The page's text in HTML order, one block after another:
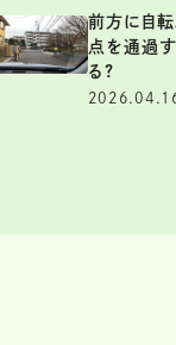
前方に自
点を通過す
る?